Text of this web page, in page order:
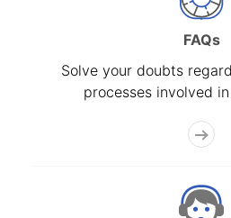
FAQs
Solve your doubts
processes involved